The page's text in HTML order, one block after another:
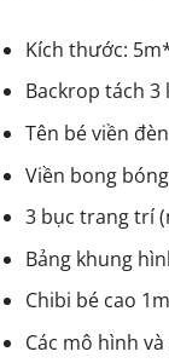
Kích thước:
Backrop tách
Tên bé viền
Viền bong
3 bục trang trí
Bảng khung
Chibi bé cao
Các mô hình